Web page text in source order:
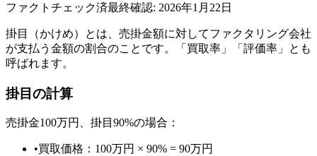
ファクトチェック済最終確認: 2026年1月22日
掛目（かけめ）とは、売掛金額に対してファクタリング会社
が支払う金額の割合のことです。「買取率」「評価率」とも
呼ばれます。
掛目の計算
売掛金100万円、掛目90%の場合：
•買取価格：100万円 × 90% = 90万円